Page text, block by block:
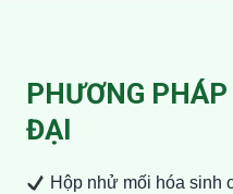
PHƯƠNG
ĐẠI
Hộp nhử mối hóa sinh